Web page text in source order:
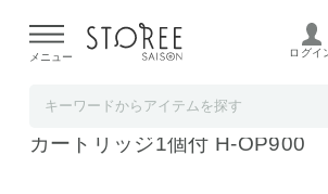
よる配送遅延が発生しております。
メニュー ログイ
アイリスオーヤマ 活性炭オイ
カートリッジ1個付 H-OP900